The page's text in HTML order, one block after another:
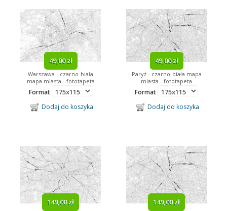
49,00 zł
Warszawa - czarno-biała
mapa miasta - fototapeta
Format
Dodaj do koszyka
49,00 zł
Paryż - czarno-biała mapa
miasta - fototapeta
Format
Dodaj do koszyka
149,00 zł 149,00 zł